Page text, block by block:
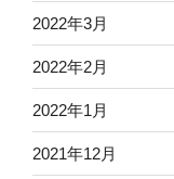
2022年3月
2022年2月
2022年1月
2021年12月